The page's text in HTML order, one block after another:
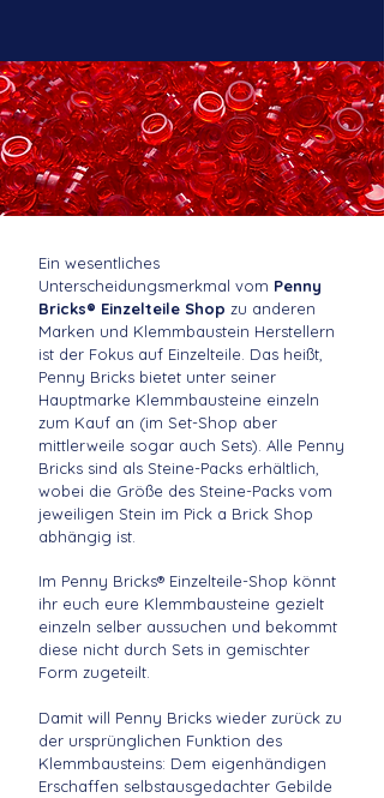
Ein wesentliches
Unterscheidungsmerkmal vom Penny
Bricks® Einzelteile Shop zu anderen
Marken und Klemmbaustein Herstellern
ist der Fokus auf Einzelteile. Das heißt,
Penny Bricks bietet unter seiner
Hauptmarke Klemmbausteine einzeln
zum Kauf an (im Set-Shop aber
mittlerweile sogar auch Sets). Alle Penny
Bricks sind als Steine-Packs erhältlich,
wobei die Größe des Steine-Packs vom
jeweiligen Stein im Pick a Brick Shop
abhängig ist.
Im Penny Bricks® Einzelteile-Shop könnt
ihr euch eure Klemmbausteine gezielt
einzeln selber aussuchen und bekommt
diese nicht durch Sets in gemischter
Form zugeteilt.
Damit will Penny Bricks wieder zurück zu
der ursprünglichen Funktion des
Klemmbausteins: Dem eigenhändigen
Erschaffen selbstausgedachter Gebilde